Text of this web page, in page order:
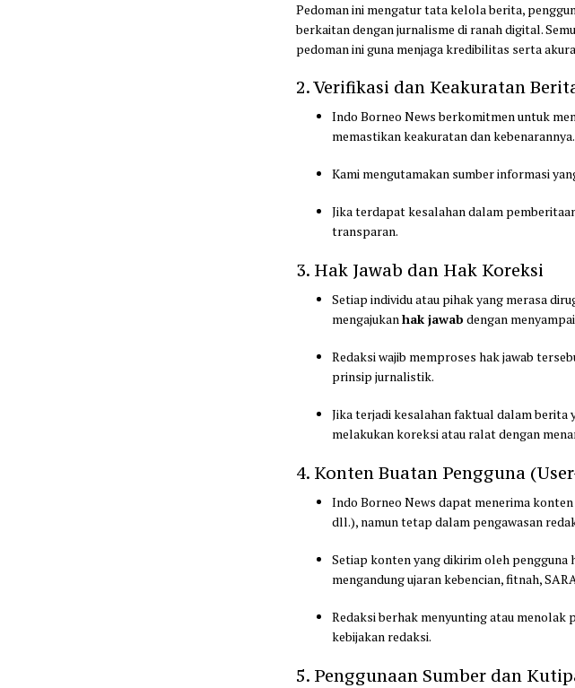
Pedoman ini mengatur tata kelola berita,
berkaitan dengan jurnalisme di ranah digital.
pedoman ini guna menjaga kredibilitas serta
2. Verifikasi dan Keakuratan
Indo Borneo News berkomitmen untuk
memastikan keakuratan dan kebenarannya.
Kami mengutamakan sumber informasi
Jika terdapat kesalahan dalam
transparan.
3. Hak Jawab dan Hak Koreksi
Setiap individu atau pihak yang merasa
mengajukanhak jawab dengan
Redaksi wajib memproses hak jawab
prinsip jurnalistik.
Jika terjadi kesalahan faktual dalam
melakukan koreksi atau ralat dengan
4. Konten Buatan Pengguna
Indo Borneo News dapat menerima
dll.), namun tetap dalam pengawasan
Setiap konten yang dikirim oleh pengguna
mengandung ujaran kebencian, fitnah,
Redaksi berhak menyunting atau menolak
kebijakan redaksi.
5. Penggunaan Sumber dan